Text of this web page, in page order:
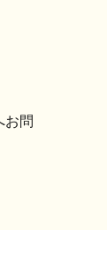
お問